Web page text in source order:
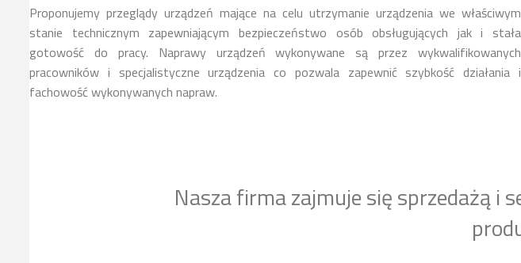
Proponujemy przeglądy urządzeń mające na celu utrzymanie urządzenia we właściwym
stanie technicznym zapewniającym bezpieczeństwo osób obsługujących jak i stała
gotowość do pracy. Naprawy urządzeń wykonywane są przez wykwalifikowanych
pracowników i specjalistyczne urządzenia co pozwala zapewnić szybkość działania i
fachowość wykonywanych napraw.
Nasza firma zajmuje się sprzedażą i